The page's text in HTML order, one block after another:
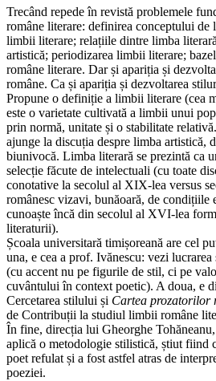
Trecând repede în revistă problemele
române literare: definirea conceptului
limbii literare; relațiile dintre limba
artistică; periodizarea limbii literare;
române literare. Dar și apariția și
române. Ca și apariția și dezvoltarea
Propune o definiție a limbii literare (cea
este o varietate cultivată a limbii unui
prin normă, unitate și o stabilitate
ajunge la discuția despre limba artistică,
biunivocă. Limba literară se prezintă ca
selecție făcute de intelectuali (cu toate
conotative la secolul al XIX-lea versus
românesc vizavi, bunăoară, de condițiile
cunoaște încă din secolul al XVI-lea
literaturii).
Școala universitară timișoreană are cel
una, e cea a prof. Ivănescu: vezi lucrarea
(cu accent nu pe figurile de stil, ci pe
cuvântului în context poetic). A doua, e
Cercetarea stilului și Cartea prozatorilor
de Contribuții la studiul limbii române
În fine, direcția lui Gheorghe
aplică o metodologie stilistică, știut fiind
poet refulat și a fost astfel atras de
poeziei.